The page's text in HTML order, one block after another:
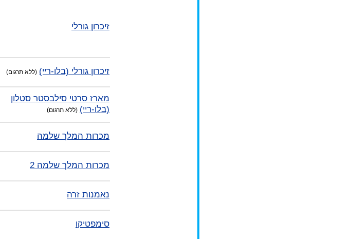
זיכרון גורלי
זיכרון גורלי (בלו-ריי) (ללא תרגום)
מארז סרטי סילבסטר סטלון
(בלו-ריי) (ללא תרגום)
מכרות המלך שלמה
מכרות המלך שלמה 2
נאמנות זרה
סימפטיקו